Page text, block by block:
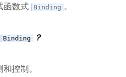
函数式 Binding 。
Binding ？
控制。